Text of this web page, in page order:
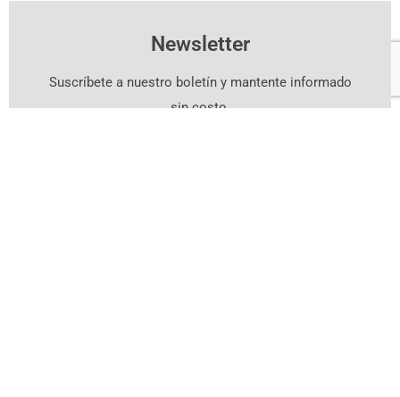
Newsletter
Suscríbete a nuestro boletín y mantente informado
sin costo.